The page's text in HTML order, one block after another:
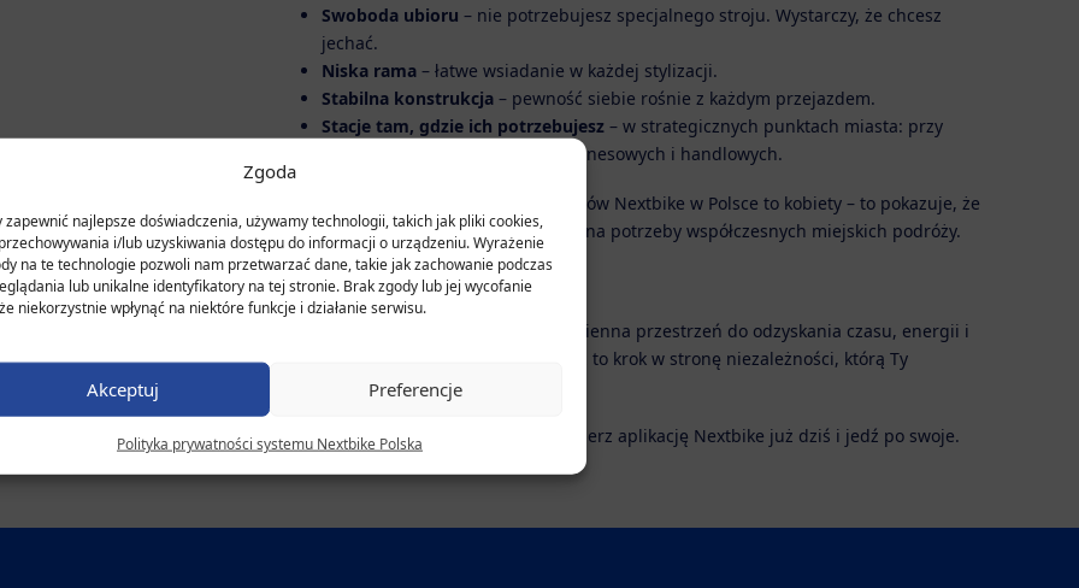
Zgoda
zapewnić najlepsze doświadczenia, używamy technologii, takich jak pliki cookies,
i/lub uzyskiwania dostępu do informacji o urządzeniu. Wyrażenie
na te technologie pozwoli nam przetwarzać dane, takie jak zachowanie podczas
lub unikalne identyfikatory na tej stronie. Brak zgody lub jej wycofanie
niekorzystnie wpłynąć na niektóre funkcje i działanie serwisu.
Akceptuj Preferencje
Polityka prywatności systemu Nextbike Polska
Swoboda ubioru – nie potrzebujesz specjalnego stroju. Wystarczy, że chcesz
jechać.
Niska rama – łatwe wsiadanie w każdej stylizacji.
Stabilna konstrukcja – pewność siebie rośnie z każdym przejazdem.
Stacje tam, gdzie ich potrzebujesz – w strategicznych punktach miasta: przy
osiedlach, szkołach, centrach biznesowych i handlowych.
To działa: 45% użytkowników systemów Nextbike w Polsce to kobiety – to pokazuje, że
nasze systemy dobrze odpowiadają na potrzeby współczesnych miejskich podróży.
Twoje tempo, Twój kierunek
to codzienna przestrzeń do odzyskania czasu, energii i
poczucia sprawczości. Każda podróż to krok w stronę niezależności, którą Ty
definiujesz.
Dołącz do rewolucji mobilności. Pobierz aplikację Nextbike już dziś i jedź po swoje.